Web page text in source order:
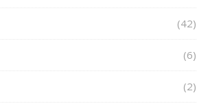
(42)
(6)
(2)